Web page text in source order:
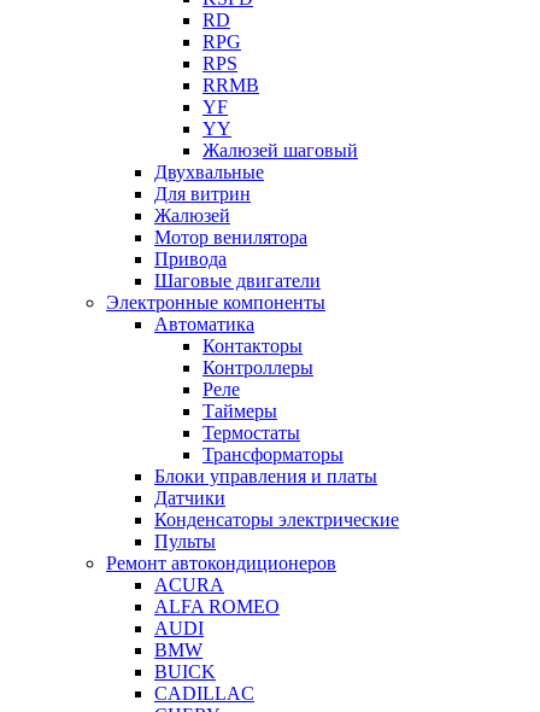
RD
RPG
RPS
RRMB
YF
YY
Жалюзей шаговый
Двухвальные
Для витрин
Жалюзей
Мотор венилятора
Привода
Шаговые двигатели
Электронные компоненты
Автоматика
Контакторы
Контроллеры
Реле
Таймеры
Термостаты
Трансформаторы
Блоки управления и платы
Датчики
Конденсаторы электрические
Пульты
Ремонт автокондиционеров
ACURA
ALFA ROMEO
AUDI
BMW
BUICK
CADILLAC